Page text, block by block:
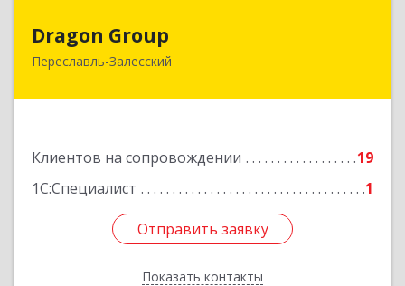
Dragon Group
Переславль-Залесский
Клиентов на сопровождении
19
1С:Специалист
1
Отправить заявку
Показать контакты
152020, Ярославская обл, Переславль-
Отправить заявку
Назад